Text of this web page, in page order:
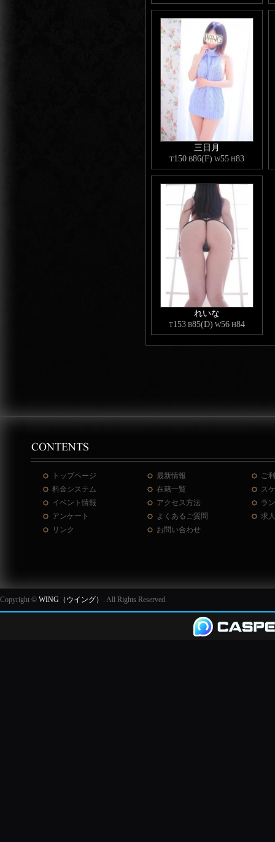
三日月
T150 B86(F) W55 H83
れいな
T153 B85(D) W56 H84
トップページ 最新情報
ご
料金システム
在籍一覧
ス
イベント情報
アクセス方法
ラ
アンケート
よくあるご質問
求
リンク
お問い合わせ
Copyright © WING（ウイング） . All Rights Reserved.